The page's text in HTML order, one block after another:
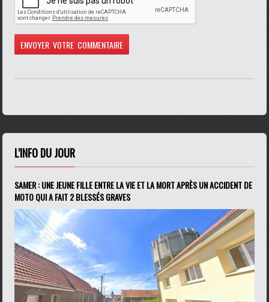
L'INFO DU JOUR
SAMER : UNE JEUNE FILLE ENTRE LA VIE ET LA MORT APRÈS UN ACCIDENT DE
MOTO QUI A FAIT 2 BLESSÉS GRAVES